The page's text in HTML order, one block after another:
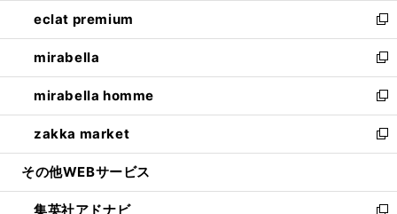
く
で
開
く
ド
ウ
で
開
く
ィ
ン
ド
ウ
で
開
く
し
い
ウ
ィ
ン
ド
ウ
で
開
eclat premium
新
し
い
ウ
ィ
ン
ド
ウ
開
く
mirabella
新
し
い
ウ
ィ
ン
ウ
で
mirabella homme
新
し
い
ウ
ン
zakka market
新
し
ウ
その他WEBサービス
集英社アドナビ